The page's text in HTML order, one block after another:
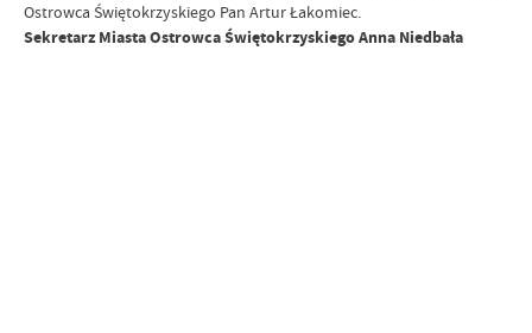
Ostrowca Świętokrzyskiego Pan Artur Łakomiec.
Sekretarz Miasta Ostrowca Świętokrzyskiego Anna Niedbała